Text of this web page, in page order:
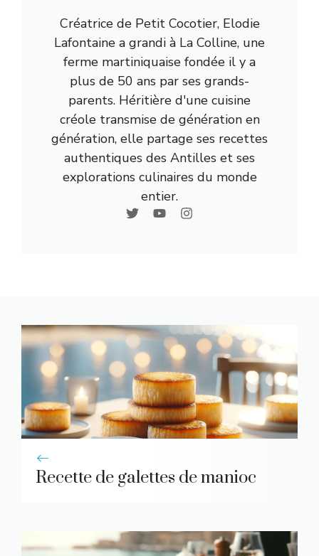
Créatrice de Petit Cocotier, Elodie
Lafontaine a grandi à La Colline, une
ferme martiniquaise fondée il y a
plus de 50 ans par ses grands-
parents. Héritière d'une cuisine
créole transmise de génération en
génération, elle partage ses recettes
authentiques des Antilles et ses
explorations culinaires du monde
entier.
Recette de galettes de manioc